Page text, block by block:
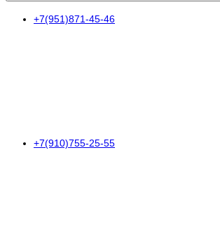
+7(951)871-45-46
+7(910)755-25-55